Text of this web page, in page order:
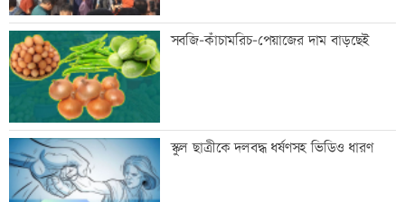
গুরুত্বপূর্ণ ব্যক্তিদের নিয়ে অপপ্রচারের বিরুদ্ধে
সতর্ক করল পুলিশ
নিরাপত্তা পেলে দেশে ফিরতে চান সাকিব
সবজি-কাঁচামরিচ-পেয়াজের দাম বাড়ছেই
স্কুল ছাত্রীকে দলবদ্ধ ধর্ষণসহ ভিডিও ধারণ